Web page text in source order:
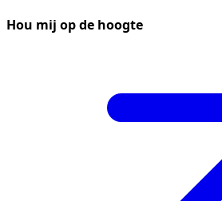
Hou mij op de hoogte